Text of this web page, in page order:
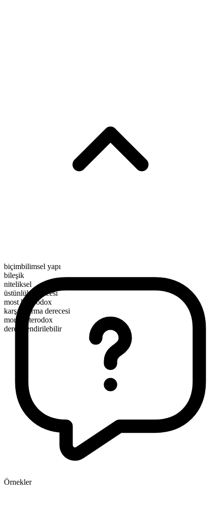
biçimbilimsel yapı
bileşik
niteliksel
üstünlük derecesi
most heterodox
karşılaştırma derecesi
more heterodox
derecelendirilebilir
Örnekler